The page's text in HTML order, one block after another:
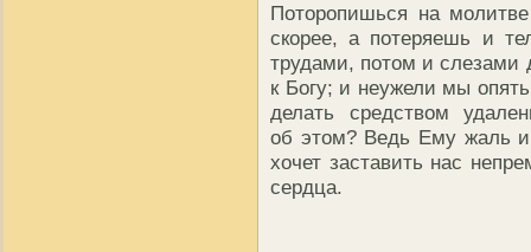
Поторопишься на
скорее, а потеряешь и
трудами, потом и слезами
к Богу; и неужели мы
делать средством
об этом? Ведь Ему жаль
хочет заставить нас
сердца.